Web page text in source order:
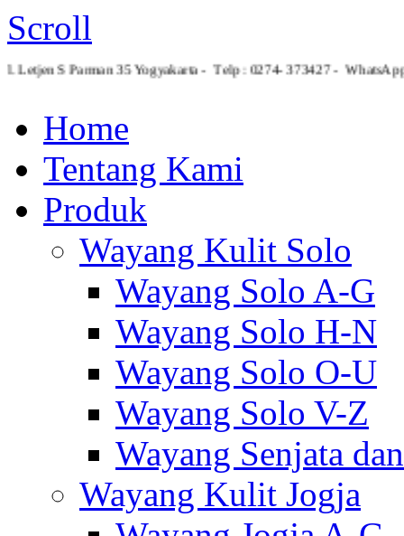
Scroll
Jl. Letjen S Parman 35 Yogyakarta - Telp : 0274- 373427 -
Home
Tentang Kami
Produk
Wayang Kulit Solo
Wayang Solo A-G
Wayang Solo H-N
Wayang Solo O-U
Wayang Solo V-Z
Wayang Senjata
Wayang Kulit Jogja